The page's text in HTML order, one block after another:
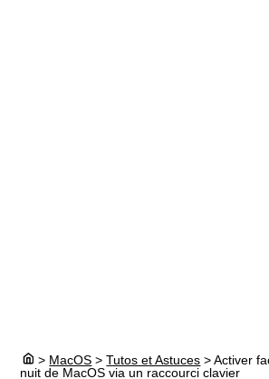
> MacOS > Tutos et Astuces >Activer
nuit de MacOS via un raccourci clavier